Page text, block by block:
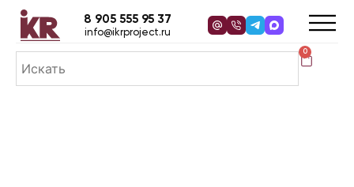
0
8 905 555 95 37
info@ikrproject.ru